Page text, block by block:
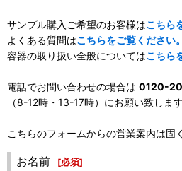
サンプル購入ご希望のお客様はこちら
よくある質問はこちらをご覧ください。
容器の取り扱い全般についてはこちら
電話でお問い合わせの場合は 0120-
（8-12時・13-17時）にお願い致します
こちらのフォームからの営業案内は固
お名前 [必須]